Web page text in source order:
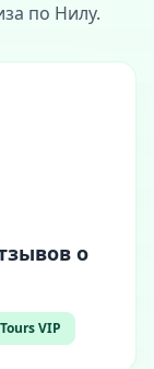
по Нилу.
о
VIP